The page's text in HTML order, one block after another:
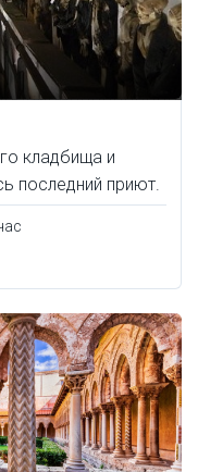
кладбища и
последний приют.